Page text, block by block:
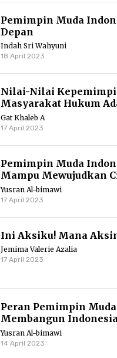
Pemimpin Muda
Depan
Indah Sri Wahyuni
18 April 2023
Nilai-Nilai
Masyarakat Hukum
Lundayeh Dulu dan Kini
Gat Khaleb A
17 April 2023
Pemimpin Muda
Mampu Mewujudkan
Nasional
Yusran Al-bimawi
17 April 2023
Ini Aksiku! Mana
Jemima Valerie Azalia
17 April 2023
Peran Pemimpin
Membangun
Maju
Yusran Al-bimawi
14 April 2023